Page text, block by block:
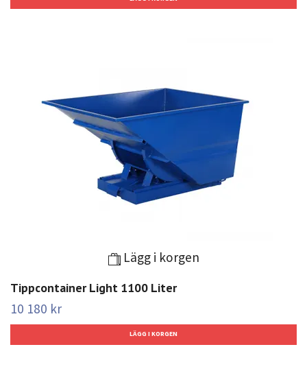
Lägg i korgen
Tippcontainer Light 1100 Liter
10 180 kr